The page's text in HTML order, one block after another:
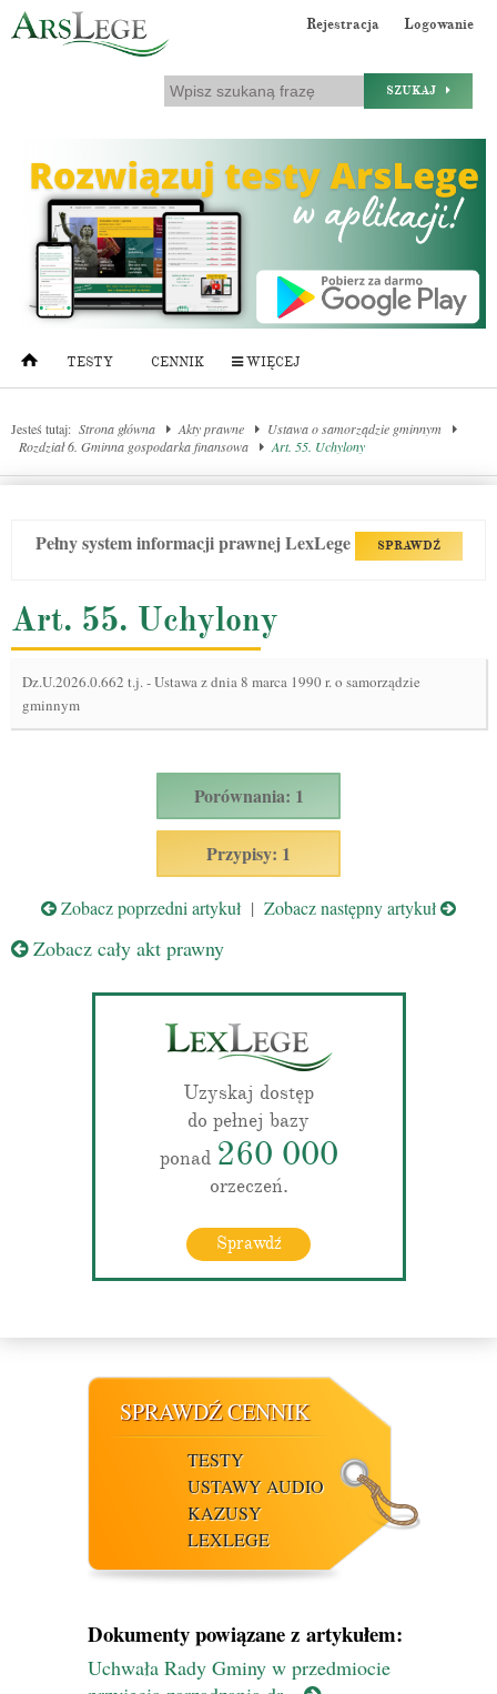
Rejestracja Logowanie
SZUKAJ
TESTY CENNIK WIĘCEJ
Jesteś tutaj: Strona główna Akty prawne
Ustawa o samorządzie gminnym
Rozdział 6. Gminna gospodarka finansowa
Art. 55. Uchylony
Pełny system informacji prawnej LexLege SPRAWDŹ
Art. 55. Uchylony
Dz.U.2026.0.662 t.j.-Ustawa z dnia 8 marca 1990 r. o samorządzie
gminnym
Porównania: 1
Przypisy: 1
Zobacz poprzedni artykuł | Zobacz następny artykuł
Zobacz cały akt prawny
Uzyskaj dostęp
do pełnej bazy
ponad 260 000
orzeczeń.
Sprawdź
SPRAWDŹ CENNIK
TESTY
USTAWY AUDIO
KAZUSY
LEXLEGE
Dokumenty powiązane z artykułem:
Uchwała Rady Gminy w przedmiocie